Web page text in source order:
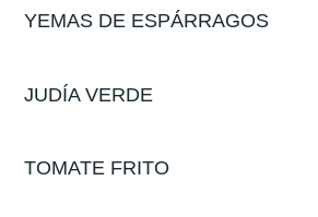
YEMAS DE ESPÁRRAGOS
JUDÍA VERDE
TOMATE FRITO